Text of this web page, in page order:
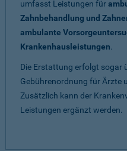
umfasst Leistungen für
Zahnbehandlung und
ambulante
Krankenhausleistungen.
Die Erstattung erfolgt sogar
Gebührenordnung für Ärzte
Zusätzlich kann der
Leistungen ergänzt werden.